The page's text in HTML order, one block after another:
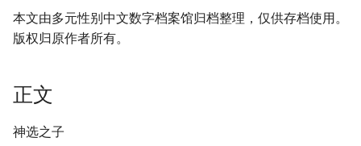
本文由多元性别中文数字档案馆归档整理，仅供存档使用。
版权归原作者所有。
正文
神选之子